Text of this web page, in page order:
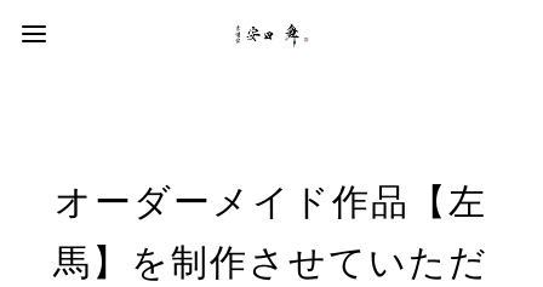
オーダーメイド作品【左
馬】を制作させていただ